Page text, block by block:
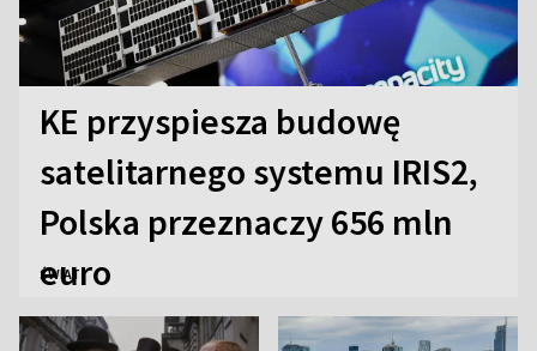
KE przyspiesza budowę
satelitarnego systemu IRIS2,
Polska przeznaczy 656 mln
euro
ŚWIAT